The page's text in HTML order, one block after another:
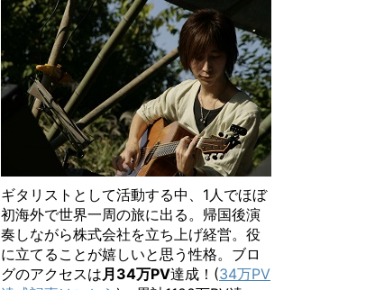
ギタリストとして活動する中、1人でほぼ
初海外で世界一周の旅に出る。帰国後演
奏しながら株式会社を立ち上げ経営。役
に立てることが嬉しいと思う性格。ブロ
グのアクセスは 月34万PV達成！(34万PV